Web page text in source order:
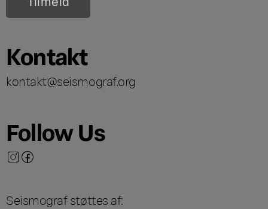
Kontakt
kontakt@seismograf.org
Follow Us
Seismograf støttes af: